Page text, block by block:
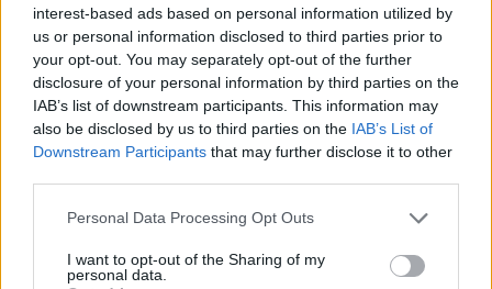
interest-based ads based on personal information utilized by
us or personal information disclosed to third parties prior to
your opt-out. You may separately opt-out of the further
disclosure of your personal information by third parties on the
IAB’s list of downstream participants. This information may
also be disclosed by us to third parties on the IAB’s List of
Downstream Participants that may further disclose it to other
Personal Data Processing Opt Outs
I want to opt-out of the Sharing of my
personal data.
Prisijungti komentatoriams